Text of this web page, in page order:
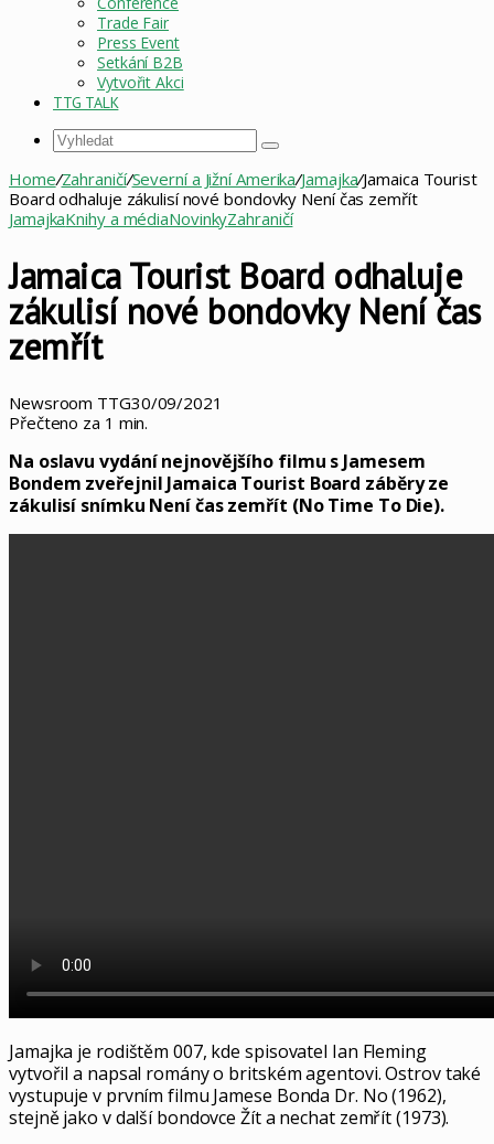
Trade Fair
Press Event
Setkání B2B
Vytvořit Akci
TTG TALK
Vyhledat
Home/Zahraničí/Severní a Jižní Amerika/Jamajka/Jamaica Tourist
Board odhaluje zákulisí nové bondovky Není čas zemřít
JamajkaKnihy a médiaNovinkyZahraničí
Jamaica Tourist Board odhaluje
zákulisí nové bondovky Není čas
zemřít
Newsroom TTG30/09/2021
Přečteno za 1 min.
Na oslavu vydání nejnovějšího filmu s Jamesem
Bondem zveřejnil Jamaica Tourist Board záběry ze
zákulisí snímku Není čas zemřít (No Time To Die).
Jamajka je rodištěm 007, kde spisovatel Ian Fleming
vytvořil a napsal romány o britském agentovi. Ostrov také
vystupuje v prvním filmu Jamese Bonda Dr. No (1962),
stejně jako v další bondovce Žít a nechat zemřít (1973).